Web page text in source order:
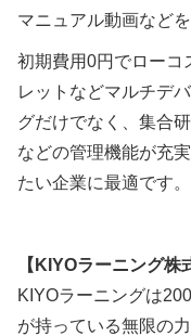
マニュアル動画など
初期費用0円でローコ
レットなどマルチデ
グだけでなく、集合
などの管理機能が充
たい企業に最適です。
【KIYOラーニング株
KIYOラーニングは
が持っている無限の